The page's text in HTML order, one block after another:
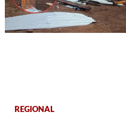
REGIONAL